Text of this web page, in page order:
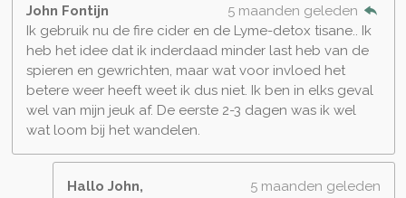
John Fontijn
5 maanden geleden
Ik gebruik nu de fire cider en de Lyme-detox tisane.. Ik
heb het idee dat ik inderdaad minder last heb van de
spieren en gewrichten, maar wat voor invloed het
betere weer heeft weet ik dus niet. Ik ben in elks geval
wel van mijn jeuk af. De eerste 2-3 dagen was ik wel
wat loom bij het wandelen.
Hallo John,
5 maanden geleden